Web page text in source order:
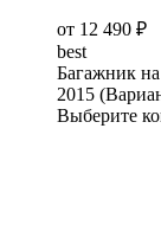
от 12 490 ₽
best
Багажник
2015
Выберите